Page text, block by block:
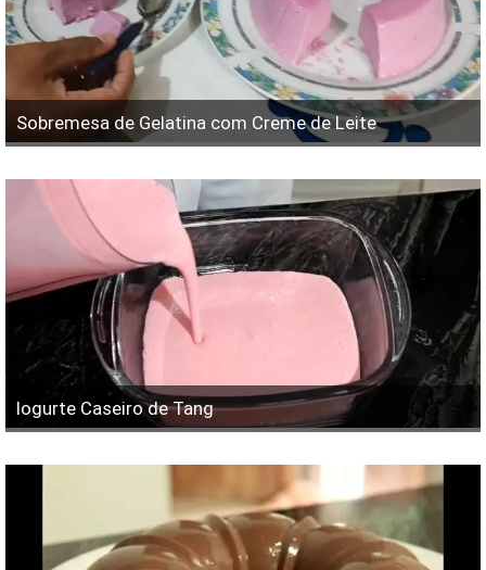
Sobremesa de Gelatina com Creme de Leite
Iogurte Caseiro de Tang